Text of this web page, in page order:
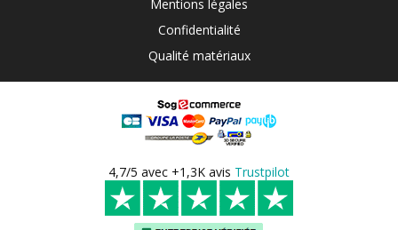
Mentions légales
Confidentialité
Qualité matériaux
4,7/5 avec +1,3K avis Trustpilot